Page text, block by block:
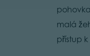
malá
přístup